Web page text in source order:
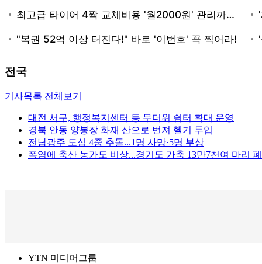
전국
기사목록 전체보기
대전 서구, 행정복지센터 등 무더위 쉼터 확대 운영
경북 안동 양봉장 화재 산으로 번져 헬기 투입
전남광주 도심 4중 추돌...1명 사망·5명 부상
폭염에 축산 농가도 비상...경기도 가축 13만7천여 마리
YTN 미디어그룹